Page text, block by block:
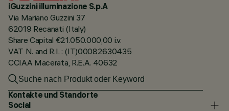
iGuzzini illuminazione S.p.A
Via Mariano Guzzini 37
62019 Recanati (Italy)
Share Capital €21.050.000,00 i.v.
VAT N. and R.I. : (IT)00082630435
CCIAA Macerata, R.E.A. 40632
Kontakte und Standorte
Social